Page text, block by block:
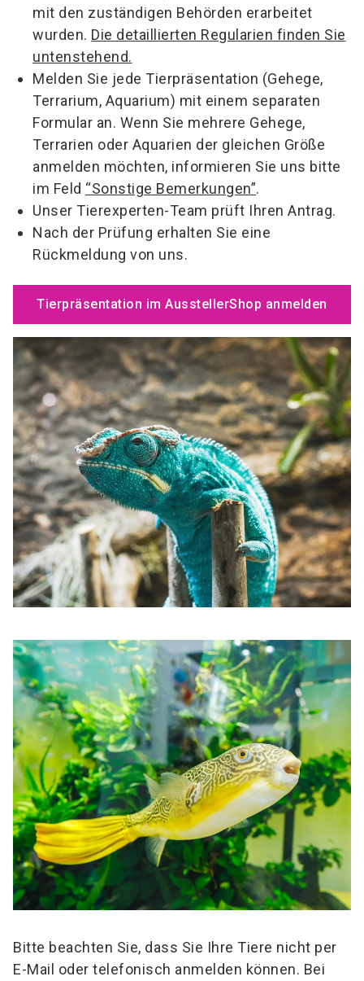
mit den zuständigen Behörden erarbeitet
wurden. Die detaillierten Regularien finden Sie
untenstehend.
Melden Sie jede Tierpräsentation (Gehege,
Terrarium, Aquarium) mit einem separaten
Formular an. Wenn Sie mehrere Gehege,
Terrarien oder Aquarien der gleichen Größe
anmelden möchten, informieren Sie uns bitte
im Feld “Sonstige Bemerkungen”.
Unser Tierexperten-Team prüft Ihren Antrag.
Nach der Prüfung erhalten Sie eine
Rückmeldung von uns.
Tierpräsentation im AusstellerShop anmelden
Bitte beachten Sie, dass Sie Ihre Tiere nicht per
E-Mail oder telefonisch anmelden können. Bei